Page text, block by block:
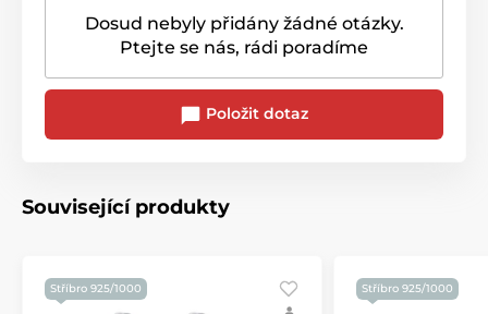
Dosud nebyly přidány žádné otázky.
Ptejte se nás, rádi poradíme
Položit dotaz
Související produkty
Stříbro 925/1000 Stříbro 925/1000